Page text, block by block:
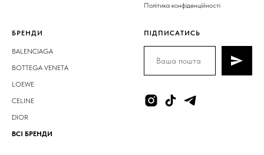
Політика конфіденційності
БРЕНДИ
BALENCIAGA
BOTTEGA VENETA
LOEWE
CELINE
DIOR
ВСІ БРЕНДИ
ПІДПИСАТИСЬ